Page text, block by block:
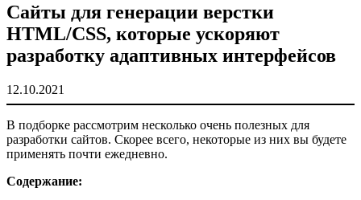
Сайты для генерации верстки
HTML/CSS, которые ускоряют
разработку адаптивных интерфейсов
12.10.2021
В подборке рассмотрим несколько очень полезных для
разработки сайтов. Скорее всего, некоторые из них вы будете
применять почти ежедневно.
Содержание: